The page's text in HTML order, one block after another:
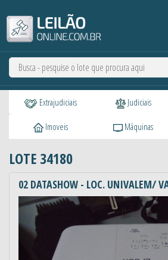
Extrajudiciais Judiciais
Imoveis Máquinas
LOTE 34180
02 DATASHOW - LOC. UNIVALEM/
Anterior